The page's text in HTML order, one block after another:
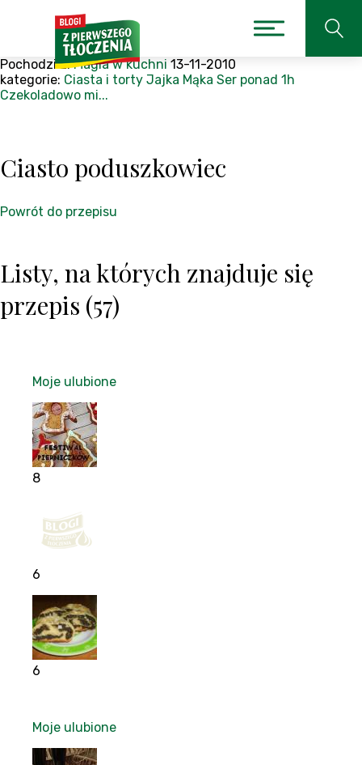
Pochodzi z:Magia w kuchni 13-11-2010
kategorie: Ciasta i torty Jajka Mąka Ser ponad 1h
Czekoladowo mi...
Ciasto poduszkowiec
Powrót do przepisu
Listy, na których znajduje się
przepis (57)
Moje ulubione
8
6
6
Moje ulubione